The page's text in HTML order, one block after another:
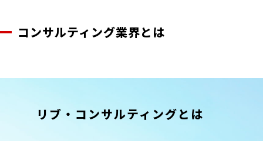
コンサルティング業界とは
リブ・コンサルティングとは